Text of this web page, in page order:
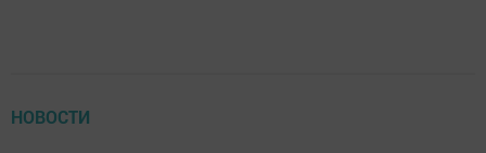
НОВОСТИ